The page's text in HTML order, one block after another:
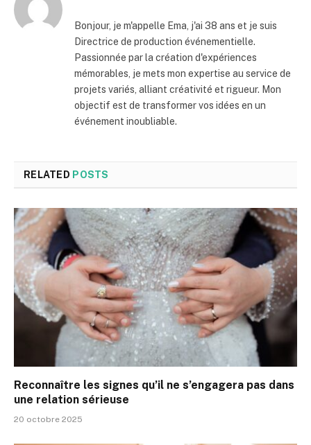
Bonjour, je m'appelle Ema, j'ai 38 ans et je suis
Directrice de production événementielle.
Passionnée par la création d'expériences
mémorables, je mets mon expertise au service de
projets variés, alliant créativité et rigueur. Mon
objectif est de transformer vos idées en un
événement inoubliable.
RELATED POSTS
Reconnaître les signes qu’il ne s’engagera pas dans
une relation sérieuse
20 octobre 2025